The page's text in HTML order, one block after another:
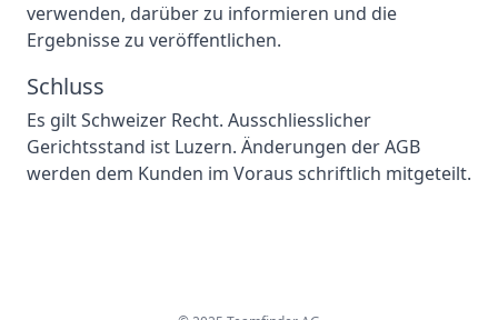
verwenden, darüber zu informieren und die
Ergebnisse zu veröffentlichen.
Schluss
Es gilt Schweizer Recht. Ausschliesslicher
Gerichtsstand ist Luzern. Änderungen der AGB
werden dem Kunden im Voraus schriftlich mitgeteilt.